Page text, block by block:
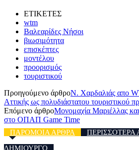
ΕΤΙΚΕΤΕΣ
wtm
Βαλεαρίδες Νήσοι
βιωσιμότητα
επισκέπτες
μοντέλου
προορισμός
τουριστικού
Προηγούμενο άρθροΝ. Χαρδαλιάς απο
Αττικής ως πολυδιάστατου τουριστικού
Επόμενο άρθροΜονομαχία Μαριέλλας
στο ΟΠΑΠ Game Time
ΠΑΡΟΜΟΙΑ ΑΡΘΡΑ
ΔΗΜΙΟΥΡΓΟ